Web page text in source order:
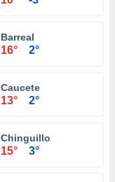
Barreal
16° 2°
Caucete
13° 2°
Chinguillo
15° 3°